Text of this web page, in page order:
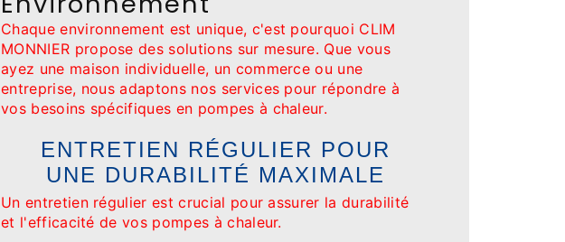
Chaque environnement est unique, c'est pourquoi CLIM
MONNIER propose des solutions sur mesure. Que vous
ayez une maison individuelle, un commerce ou une
entreprise, nous adaptons nos services pour répondre à
vos besoins spécifiques en pompes à chaleur.
ENTRETIEN RÉGULIER POUR
UNE DURABILITÉ MAXIMALE
Un entretien régulier est crucial pour assurer la durabilité
et l'efficacité de vos pompes à chaleur.